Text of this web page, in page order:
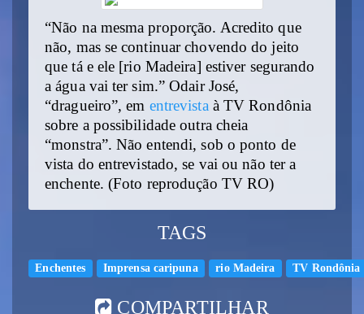
“Não na mesma proporção. Acredito que
não, mas se continuar chovendo do jeito
que tá e ele [rio Madeira] estiver segurando
a água vai ter sim.” Odair José,
“dragueiro”, em entrevistaà TV Rondônia
sobre a possibilidade outra cheia
“monstra”. Não entendi, sob o ponto de
vista do entrevistado, se vai ou não ter a
enchente. (Foto reprodução TV RO)
TAGS
Enchentes Imprensa caripuna rio Madeira TV Rondônia
COMPARTILHAR